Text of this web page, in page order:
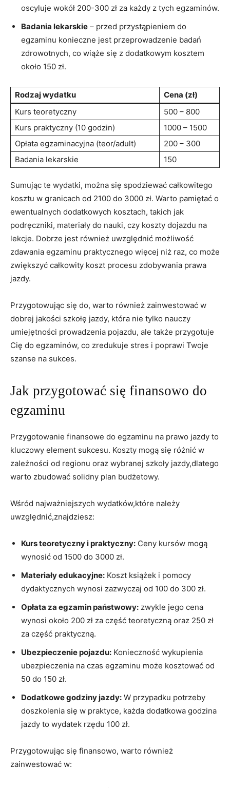
oscyluje wokół 200-300 zł za każdy z tych egzaminów.
Badania lekarskie – przed przystąpieniem do
egzaminu konieczne‍ jest przeprowadzenie badań
zdrowotnych, ‌co wiąże się z dodatkowym ⁢kosztem
około 150 zł.
Rodzaj wydatku
Cena (zł)
Kurs teoretyczny
500 – 800
Kurs praktyczny (10 godzin)
1000 – 1500
Opłata egzaminacyjna‌ (teor/adult)
200 – 300
Badania ⁢lekarskie
150
Sumując te wydatki, można się spodziewać całkowitego
kosztu w ​granicach od 2100 do 3000 zł. Warto pamiętać o
ewentualnych dodatkowych kosztach, takich jak
podręczniki,⁤ materiały do nauki, czy koszty dojazdu na
lekcje. Dobrze jest również uwzględnić⁢ możliwość
zdawania egzaminu praktycznego więcej niż raz, co‍ może
⁤zwiększyć całkowity koszt procesu zdobywania ⁤prawa
jazdy.
Przygotowując się do, warto również zainwestować w
dobrej jakości szkołę ⁣jazdy, która ⁢nie tylko nauczy
umiejętności prowadzenia pojazdu, ale także przygotuje
Cię do egzaminów, co zredukuje stres i poprawi Twoje
szanse na sukces.
Jak przygotować się finansowo do
⁣egzaminu
Przygotowanie finansowe do egzaminu na prawo jazdy to
kluczowy element sukcesu. Koszty mogą się różnić w‍
zależności od regionu oraz wybranej szkoły​ jazdy,dlatego
warto zbudować solidny⁢ plan budżetowy.
Wśród najważniejszych wydatków,które należy
uwzględnić,znajdziesz:
Kurs teoretyczny i praktyczny: Ceny kursów mogą
wynosić od 1500 do 3000 zł.
Materiały ⁢edukacyjne: Koszt książek i pomocy‍
dydaktycznych wynosi zazwyczaj ‌od 100 do⁣ 300 zł.
Opłata za ⁢egzamin ⁤państwowy: zwykle jego cena
wynosi około 200 zł za część teoretyczną oraz 250 ​zł
za część‌ praktyczną.
Ubezpieczenie pojazdu: ⁣Konieczność wykupienia
ubezpieczenia na czas egzaminu może kosztować od
50 do 150 zł.
Dodatkowe godziny jazdy: W przypadku ‌potrzeby
doszkolenia się w praktyce, każda dodatkowa godzina
jazdy to wydatek rzędu 100 zł.
Przygotowując się finansowo, warto również‌
zainwestować w: